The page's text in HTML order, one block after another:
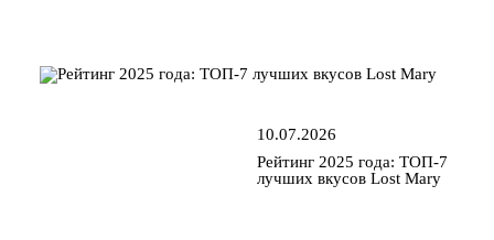
10.07.2026
Рейтинг 2025 года: ТОП-7
лучших вкусов Lost Mary